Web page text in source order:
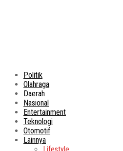
Politik
Olahraga
Daerah
Nasional
Entertainment
Teknologi
Otomotif
Lainnya